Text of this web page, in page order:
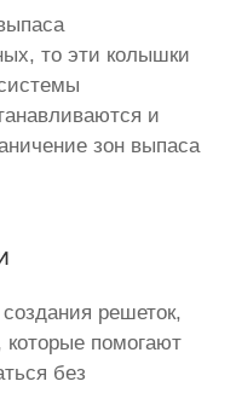
то эти колышки
и
зон выпаса
решеток,
которые помогают
без